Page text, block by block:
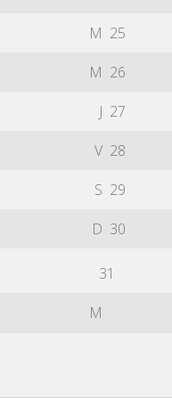
M 25
M 26
J 27
V 28
S 29
D 30
31
M